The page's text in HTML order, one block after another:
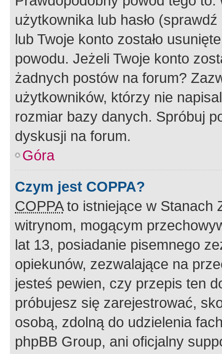
użytkownika lub hasło
lub Twoje konto zostało
powodu. Jeżeli Twoje konto
żadnych postów na forum?
użytkowników, którzy nie
rozmiar bazy danych. Spróbuj
dyskusji na forum.
Góra
Czym jest COPPA?
COPPAto istniejące w Stanach
witrynom, mogącym
lat 13, posiadanie pisemnego
opiekunów, zezwalające na
jesteś pewien, czy przepis ten
próbujesz się zarejestrować,
osobą, zdolną do udzielenia
phpBB Group, ani oficjalny